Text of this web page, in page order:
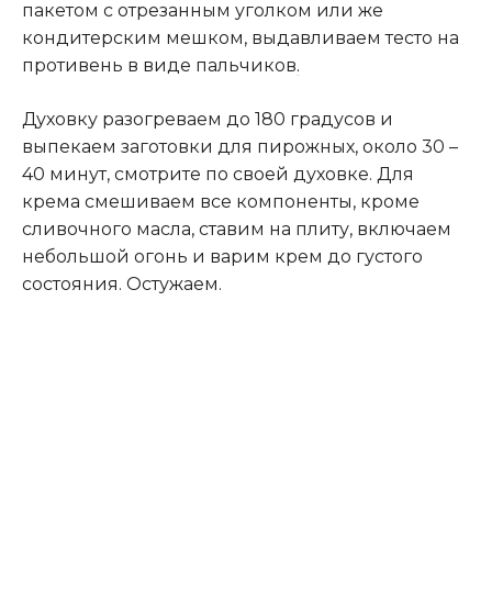
пакетом с отрезанным уголком или же
кондитерским мешком, выдавливаем тесто на
противень в виде пальчиков.
Духовку разогреваем до 180 градусов и
выпекаем заготовки для пирожных, около 30 –
40 минут, смотрите по своей духовке. Для
крема смешиваем все компоненты, кроме
сливочного масла, ставим на плиту, включаем
небольшой огонь и варим крем до густого
состояния. Остужаем.